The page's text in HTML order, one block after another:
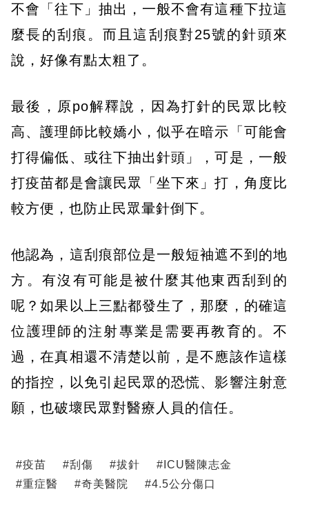
不會「往下」抽出，一般不會有這種下拉這
麼長的刮痕。而且這刮痕對25號的針頭來
說，好像有點太粗了。
最後，原po解釋說，因為打針的民眾比較
高、護理師比較嬌小，似乎在暗示「可能會
打得偏低、或往下抽出針頭」，可是，一般
打疫苗都是會讓民眾「坐下來」打，角度比
較方便，也防止民眾暈針倒下。
他認為，這刮痕部位是一般短袖遮不到的地
方。有沒有可能是被什麼其他東西刮到的
呢？如果以上三點都發生了，那麼，的確這
位護理師的注射專業是需要再教育的。不
過，在真相還不清楚以前，是不應該作這樣
的指控，以免引起民眾的恐慌、影響注射意
願，也破壞民眾對醫療人員的信任。
#疫苗 #刮傷 #拔針 # ICU醫陳志金
#重症醫 #奇美醫院 #4.5公分傷口